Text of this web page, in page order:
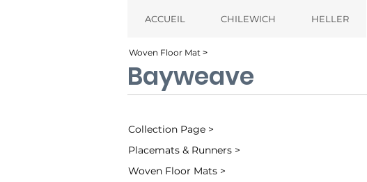
ACCUEIL CHILEWICH HELLER
Bayweave
Woven Floor Mat ˃
Collection Page >
Placemats & Runners >
Woven Floor Mats >